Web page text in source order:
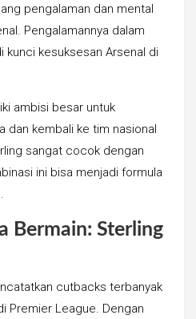
pengalaman dan mental
Pengalamannya dalam
kunci kesuksesan Arsenal di
ambisi besar untuk
dan kembali ke tim nasional
sangat cocok dengan
ini bisa menjadi formula
Bermain: Sterling
cutbacks terbanyak
Premier League. Dengan